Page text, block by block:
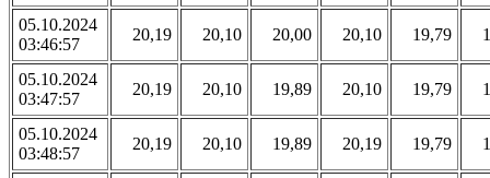
05.10.2024
03:46:57
20,19 20,10 20,00 20,10 19,79
05.10.2024
03:47:57
20,19 20,10 19,89 20,10 19,79
05.10.2024
03:48:57
20,19 20,10 19,89 20,19 19,79